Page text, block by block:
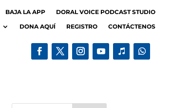
BAJA LA APP
DORAL VOICE PODCAST STUDIO
DONA AQUÍ REGISTRO CONTÁCTENOS